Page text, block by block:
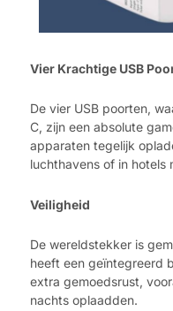
Vier Krachtige USB
De vier USB poorten,
C, zijn een absolute
apparaten tegelijk
luchthavens of in
Veiligheid
De wereldstekker is
heeft een geïntegreerd
extra gemoedsrust,
nachts oplaadden.